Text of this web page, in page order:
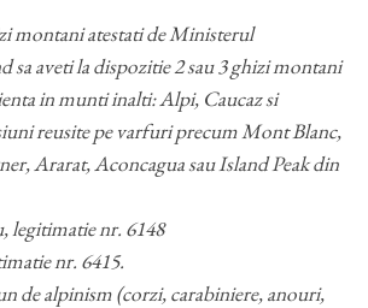
montani atestati de Ministerul
aveti la dispozitie 2 sau 3 ghizi montani
in munti inalti: Alpi, Caucaz si
reusite pe varfuri precum Mont Blanc,
Ararat, Aconcagua sau Island Peak din
legitimatie nr. 6148
nr. 6415.
de alpinism (corzi, carabiniere, anouri,